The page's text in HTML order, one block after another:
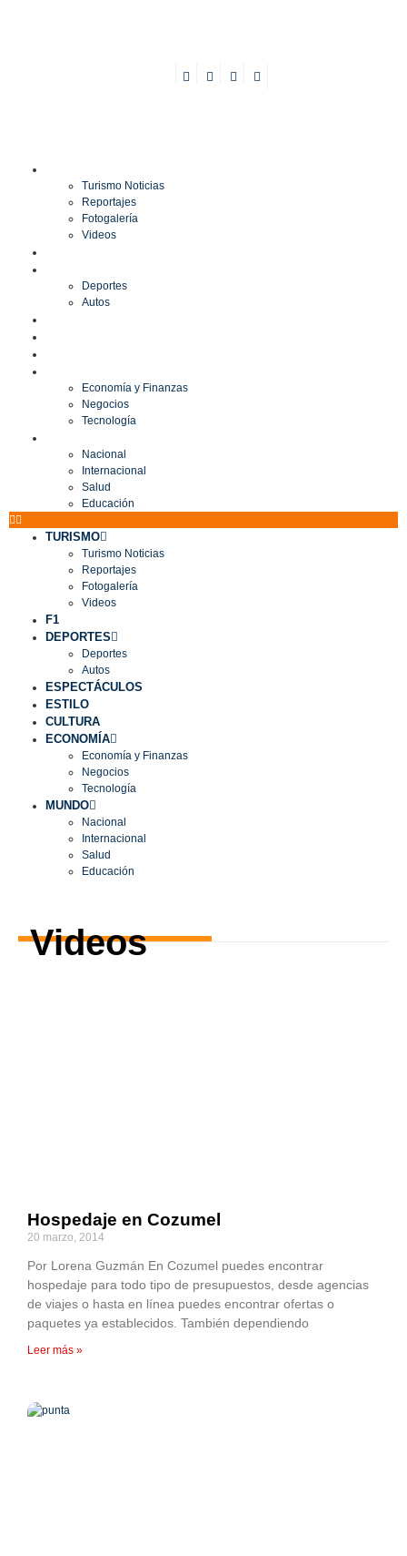
Turismo Noticias
Reportajes
Fotogalería
Videos
Deportes
Autos
Economía y Finanzas
Negocios
Tecnología
Nacional
Internacional
Salud
Educación
TURISMO
Turismo Noticias
Reportajes
Fotogalería
Videos
F1
DEPORTES
Deportes
Autos
ESPECTÁCULOS
ESTILO
CULTURA
ECONOMÍA
Economía y Finanzas
Negocios
Tecnología
MUNDO
Nacional
Internacional
Salud
Educación
Videos
Hospedaje en Cozumel
20 marzo, 2014
Por Lorena Guzmán En Cozumel puedes encontrar
hospedaje para todo tipo de presupuestos, desde agencias
de viajes o hasta en línea puedes encontrar ofertas o
paquetes ya establecidos. También dependiendo
Leer más »